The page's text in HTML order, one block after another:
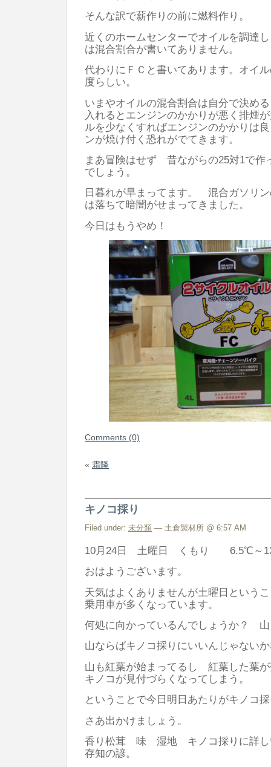
そんな訳で薪作りの前に燃料作り。
近くのホームセンターでオイルを調達
は混合割合が書いてありません。
代わりにＦＣと書いてあります。オイ
度らしい。
いまやオイルの混合割合は自分で決め
入れるとエンジンのかかりが悪く排煙
ルを少なくすればエンジンのかかりは
ンが焼け付く恐れがでてきます。
まあ冒険はせず 昔ながらの25対1で作
でしょう。
日暮れが早まってます。 混合ガソリ
は落ちて暗闇がせまってきました。
今日はもうやめ！
Comments (0)
« 霜降
キノコ採り
Filed under: 未分類 — 土倉製材所 @ 6:57 AM
10月24日 土曜日 くもり 6.5℃～
おはようございます。
天気はよくありませんが土曜日という
乗用車が多くなっています。
何処に向かっているんでしょうか？
山ならばキノコ採りにいいんじゃない
山も紅葉が始まってるし 紅葉した葉
キノコが見付づらくなってしまう。
ということで今日明日あたりがキノコ
さあ出かけましょう。
香り松茸 味 湿地 キノコ採りに詳し
存知の諺。